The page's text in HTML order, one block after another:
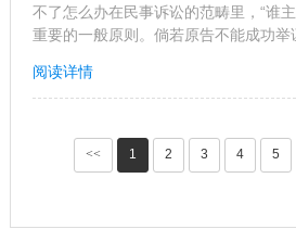
不了怎么办在民事诉讼的范畴里，“谁
重要的一般原则。倘若原告不能成功举
阅读详情
<< 1 2 3 4 5